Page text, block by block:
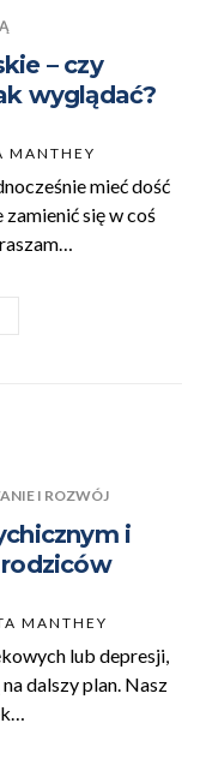
– czy
wyglądać?
MANTHEY
mieć dość
się w coś
I ROZWÓJ
i
MANTHEY
lub depresji,
dalszy plan. Nasz